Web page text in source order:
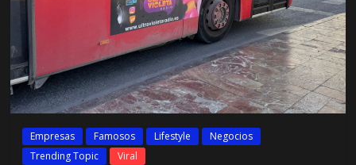
Empresas Famosos Lifestyle
Negocios
Trending Topic
Viral